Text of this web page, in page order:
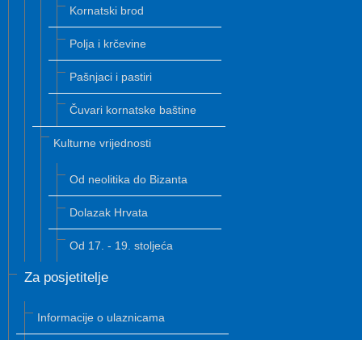
Kornatski brod
Polja i krčevine
Pašnjaci i pastiri
Čuvari kornatske baštine
Kulturne vrijednosti
Od neolitika do Bizanta
Dolazak Hrvata
Od 17. - 19. stoljeća
Za posjetitelje
Informacije o ulaznicama